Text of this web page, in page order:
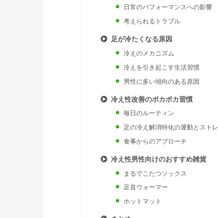
日常のパフォーマンスへの影響
考えられるトラブル
足が冷たくなる原因
冷えのメカニズム
冷えを引き起こす生活習慣
男性に多い傾向のある原因
冷え性改善のポカポカ習慣
毎日のルーティン
足の冷え解消特化の運動とスト
食事からのアプローチ
冷え性男性向けのおすすめ雑貨
まるでこたつソックス
足首ウォーマー
ホットマット